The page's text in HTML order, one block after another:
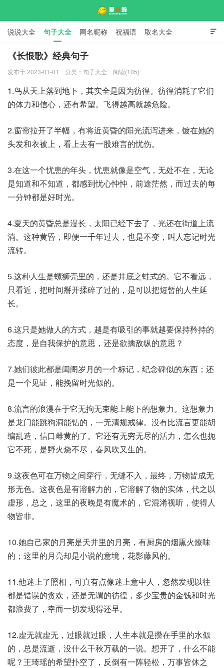

说说大全 句子大全 网名昵称 祝福语 取名大全
标语口号 签名大全
《长恨歌》经典句子
发布于 2023-01-01 分类： 句子大全 阅读(105)
1.鸟从天上落到地下，其实全是因为彷徨。彷徨消耗了它们
的体力和信心，还有希望。飞得越高就越危险。
2.窗帘拉开了半幅，有将近黄昏的阳光流泻进来，镀在她的
头发和衣被上，看上去有一股难言的忧伤。
3.在这一个忧患的年头，忧患就像是空气，无处不在，无论
是知道和不知道，都感到忧心忡忡，前途茫然，而过去的每
一分钟都是好时光。
4.夏天的黄昏总是漫长，太阳已经下去了，光还在街道上流
淌。这种黄昏，即便一千年过去，也是不变，叫人忘记时光
流转。
5.这种人生是螺狮壳里的，还是井底之蛙式的。它不看远，
只看近，把时间掰开揉碎了过的，是可以把短暂的人生延
长。
6.这只是她做人的方式，越是有吸引的事就越要保持矜持的
态度，是自我保护的意思，还是欲擒敌纵的意思？
7.她们彼此都是闺阁岁月的一个标记，纪念碑似的东西；还
是一个见证，能挽留时光似的。
8.流言的浪漫在于它无拘无束能上能下的想象力。这想象力
是龙门能跳狗洞能钻的，一无清规戒律。没有比流言更能胡
编乱造，信口雌黄的了。它还有无穷无尽的活力，怎么也扼
它不死，是野火烧不尽，春风吹又生的。
9.这夜色可在万物之间穿行，无缝不入，最终，万物皆成无
形无色。这夜色是有溶解力的，它溶解了物的实体，代之以
虚形，总之，这里的夜晚是有魔术的，它混淆视听，使得人
物皆非。
10.她自己家的月亮是天井里的月亮，有厨房的烟熏火燎味
的；这里的月亮却是小说的意境，花影藤风的。
11.他迷上了照相，可真有点像迷上意中人，忽然发现以往
都是错误的贪欢，还是无谓的彷徨，多少宝贵的金钱和时光
都浪费了，幸而一切发现得还早。
12.虚无就虚无，过眼就过眼，人生本就是攒在手里的水似
的，总是流逝，没什么千秋万载的一说。想开了，什么不能
呢？王琦瑶的希望扑空了，反倒有一阵轻松，万事皆休之